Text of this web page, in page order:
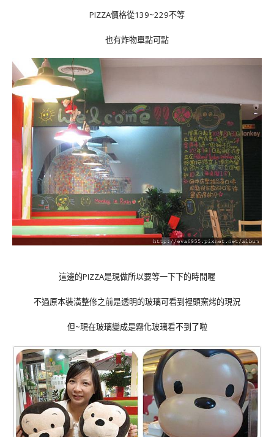
PIZZA價格從139~229不等
也有炸物單點可點
這邊的PIZZA是現做所以要等一下下的時間喔
不過原本裝潢整修之前是透明的玻璃可看到裡頭窯烤的現況
但~現在玻璃變成是霧化玻璃看不到了啦